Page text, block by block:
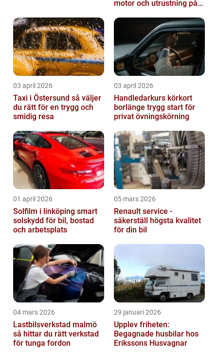
motor och utrustning på
03 april 2026
Taxi i Östersund så väljer
du rätt för en trygg och
smidig resa
03 april 2026
Handledarkurs körkort
borlänge trygg start för
privat övningskörning
01 april 2026
Solfilm i linköping smart
solskydd för bil, bostad
och arbetsplats
05 mars 2026
Renault service -
säkerställ högsta kvalitet
för din bil
04 mars 2026
Lastbilsverkstad malmö
så hittar du rätt verkstad
för tunga fordon
29 januari 2026
Upplev friheten:
Begagnade husbilar hos
Erikssons Husvagnar